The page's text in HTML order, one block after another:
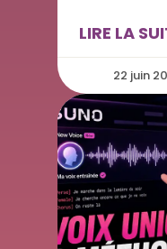
LIRE LA
22 juin